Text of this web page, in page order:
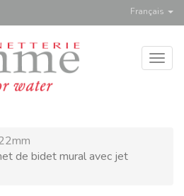
Français
de bidet mural avec jet